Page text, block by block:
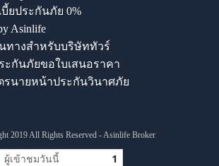
ยประกันภัย 0%
Asinlife
ทางสำหรับบริษัททัวร์
กันภัยขอใบเสนอราคา
นายหน้าประกันวินาศภัย
2019 All Rights Reserved - Asinlife Broker
ผู้เข้าชมวันนี้ 1